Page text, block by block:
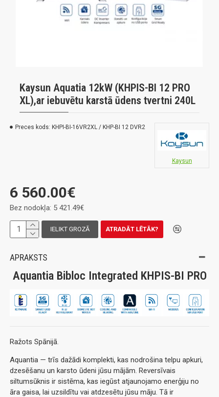
Kaysun Aquatia 12kW (KHPIS-BI 12 PRO
XL),ar iebuvētu karstā ūdens tvertni 240L
Preces kods: KHPI-BI-16VR2XL / KHP-BI 12 DVR2
Kaysun
6 560.00€
Bez nodokļa: 5 421.49€
IELIKT GROZĀ ATRADĀT LĒTĀK?
APRAKSTS
Aquantia Bibloc Integrated KHPIS-BI PRO
Ražots Spānijā.
Aquantia — trīs dažādi komplekti, kas nodrošina telpu apkuri,
dzesēšanu un karsto ūdeni jūsu mājām. Reversīvais
siltumsūknis ir sistēma, kas iegūst atjaunojamo enerģiju no
āra gaisa, lai uzsildītu vai atdzesētu jūsu māju. Tā ir